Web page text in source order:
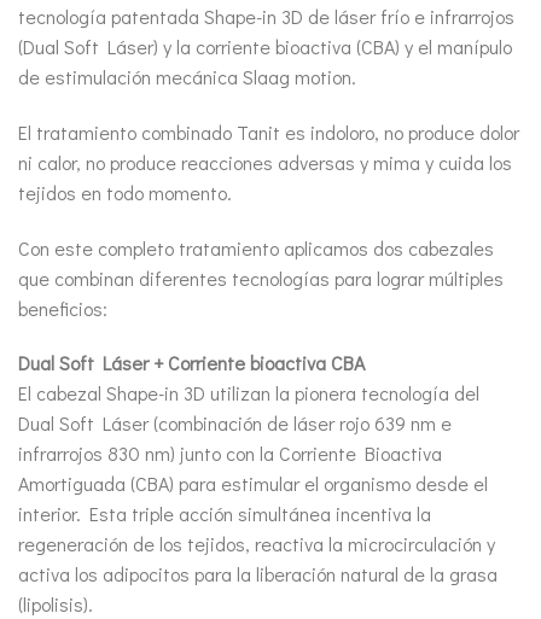
tecnología patentada Shape-in 3D de láser frío e infrarrojos
(Dual Soft Láser) y la corriente bioactiva (CBA) y el manípulo
de estimulación mecánica Slaag motion.
El tratamiento combinado Tanit es indoloro, no produce dolor
ni calor, no produce reacciones adversas y mima y cuida los
tejidos en todo momento.
Con este completo tratamiento aplicamos dos cabezales
que combinan diferentes tecnologías para lograr múltiples
beneficios:
Dual Soft Láser + Corriente bioactiva CBA
El cabezal Shape-in 3D utilizan la pionera tecnología del
Dual Soft Láser (combinación de láser rojo 639 nm e
infrarrojos 830 nm) junto con la Corriente Bioactiva
Amortiguada (CBA) para estimular el organismo desde el
interior. Esta triple acción simultánea incentiva la
regeneración de los tejidos, reactiva la microcirculación y
activa los adipocitos para la liberación natural de la grasa
(lipolisis).